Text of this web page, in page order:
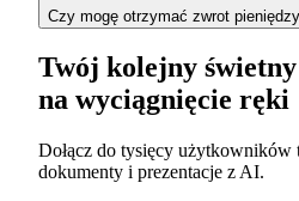
Czy mogę otrzymać zwrot
Twój kolejny
na wyciągnięcie ręki
Dołącz do tysięcy użytkowników
dokumenty i prezentacje z AI.